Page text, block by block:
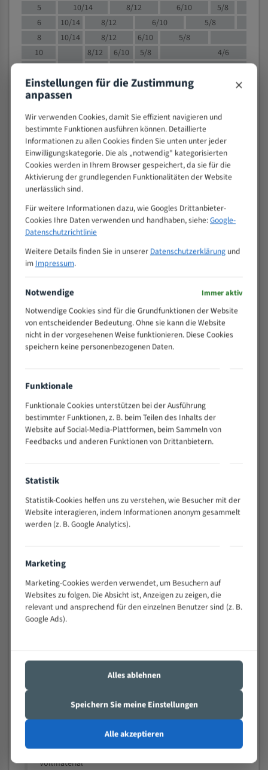
5
10/14 8/12 6/10
5/8
6
10/14 8/12 6/10
5/8
8
10/14 8/12 6/10 5/8
10
8/12 6/10 5/8
4/6
15
8/12 6/10
4/5
20
30
4/5
50
80
> 100
VOLLMATERIAL
M (mm)
Zoll (ZpZ))
>
25
10/14
15 - 40
8/12
25 - 50
50 - 120
80 - 180
3/4
130 -
350
2/3
200 -
> 500
0,75/1,25
Vorteile:
Widerstandsfähig gegen Zahnbruch auch bei
schwierigen Werkstücken (Materialmischung,
wechselnde Verbindungslängen)
Sehr geringe Vibration
Technische Beschreibung:
Positiver Spanwinkel
Bandkörper aus hochlegiertem Federstahl
Speziell entwickelt für Profile / Rohre
Kleine und mittlere Profile / Kleine Durchmesser
Vollmaterial
Einstellungen für die Zustimmung
anpassen ×
Wir verwenden Cookies, damit Sie effizient navigieren und
bestimmte Funktionen ausführen können. Detaillierte
Informationen zu allen Cookies finden Sie unten unter jeder
Einwilligungskategorie. Die als „notwendig" kategorisierten
Cookies werden in Ihrem Browser gespeichert, da sie für die
Aktivierung der grundlegenden Funktionalitäten der Website
unerlässlich sind.
Für weitere Informationen dazu, wie Googles Drittanbieter-
Cookies Ihre Daten verwenden und handhaben, siehe:Google-
Datenschutzrichtlinie
Weitere Details finden Sie in unserer Datenschutzerklärungund
im Impressum.
Notwendige Immer aktiv
Notwendige Cookies sind für die Grundfunktionen der Website
von entscheidender Bedeutung. Ohne sie kann die Website
nicht in der vorgesehenen Weise funktionieren. Diese Cookies
speichern keine personenbezogenen Daten.
Funktionale
Funktionale Cookies unterstützen bei der Ausführung
bestimmter Funktionen, z. B. beim Teilen des Inhalts der
Website auf Social-Media-Plattformen, beim Sammeln von
Feedbacks und anderen Funktionen von Drittanbietern.
Statistik
Statistik-Cookies helfen uns zu verstehen, wie Besucher mit der
Website interagieren, indem Informationen anonym gesammelt
werden (z. B. Google Analytics).
Marketing
Marketing-Cookies werden verwendet, um Besuchern auf
Websites zu folgen. Die Absicht ist, Anzeigen zu zeigen, die
relevant und ansprechend für den einzelnen Benutzer sind (z. B.
Google Ads).
Alles ablehnen
Speichern Sie meine Einstellungen
Alle akzeptieren